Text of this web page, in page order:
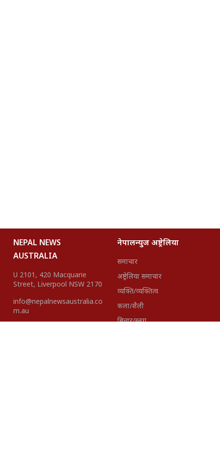
NEPAL NEWS
AUSTRALIA
U 2101, 420 Macquarie
Street, Liverpool NSW 2170
info@nepalnewsaustralia.co
m.au
नेपालन्युज अष्ट्रेलिया
समाचार
अष्ट्रेलिया समाचार
व्यक्ति/व्यक्तित्व
कला/शैली
बिचार/ब्लग